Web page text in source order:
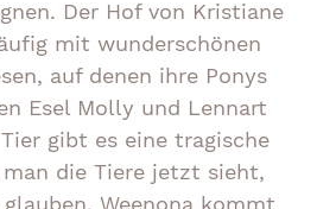
Der Hof von Kristiane
mit wunderschönen
auf denen ihre Ponys
Esel Molly und Lennart
gibt es eine tragische
man die Tiere jetzt sieht,
Weenona kommt